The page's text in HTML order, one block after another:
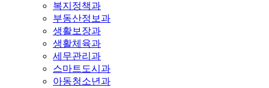
복지정책과
부동산정보과
생활보장과
생활체육과
세무관리과
스마트도시과
아동청소년과